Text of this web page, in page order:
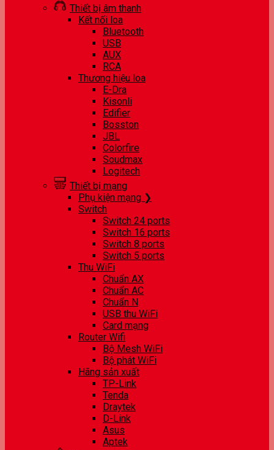
Thiết bị âm thanh
Kết nối loa
Bluetooth
USB
AUX
RCA
Thương hiệu loa
E-Dra
Kisonli
Edifier
Bosston
JBL
Colorfire
Soudmax
Logitech
Thiết bị mạng
Phụ kiện mạng ❯
Switch
Switch 24 ports
Switch 16 ports
Switch 8 ports
Switch 5 ports
Thu WiFi
Chuẩn AX
Chuẩn AC
Chuẩn N
USB thu WiFi
Card mạng
Router Wifi
Bộ Mesh WiFi
Bộ phát WiFi
Hãng sản xuất
TP-Link
Tenda
Draytek
D-Link
Asus
Aptek